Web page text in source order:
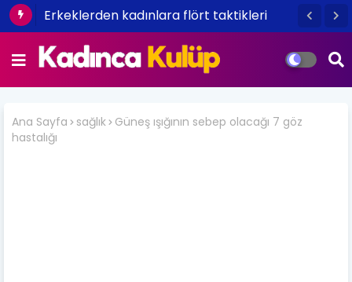
Erkeklerden kadınlara flört taktikleri
Ana Sayfa sağlık Güneş ışığının sebep olacağı 7 göz
hastalığı